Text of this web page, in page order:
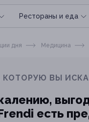
Рестораны и еда
дня Медицина
КОТОРУЮ ВЫ
есть